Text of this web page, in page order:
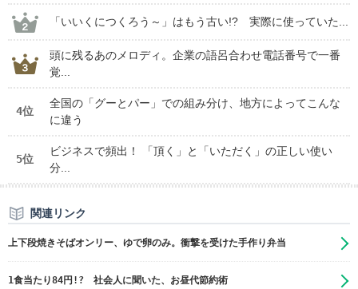
「いいくにつくろう～」はもう古い!? 実際に使っていた...
頭に残るあのメロディ。企業の語呂合わせ電話番号で一番
覚...
4位
全国の「グーとパー」での組み分け、地方によってこんな
に違う
5位
ビジネスで頻出！ 「頂く」と「いただく」の正しい使い
分...
関連リンク
上下段焼きそばオンリー、ゆで卵のみ。衝撃を受けた手作り弁当
1食当たり84円!? 社会人に聞いた、お昼代節約術